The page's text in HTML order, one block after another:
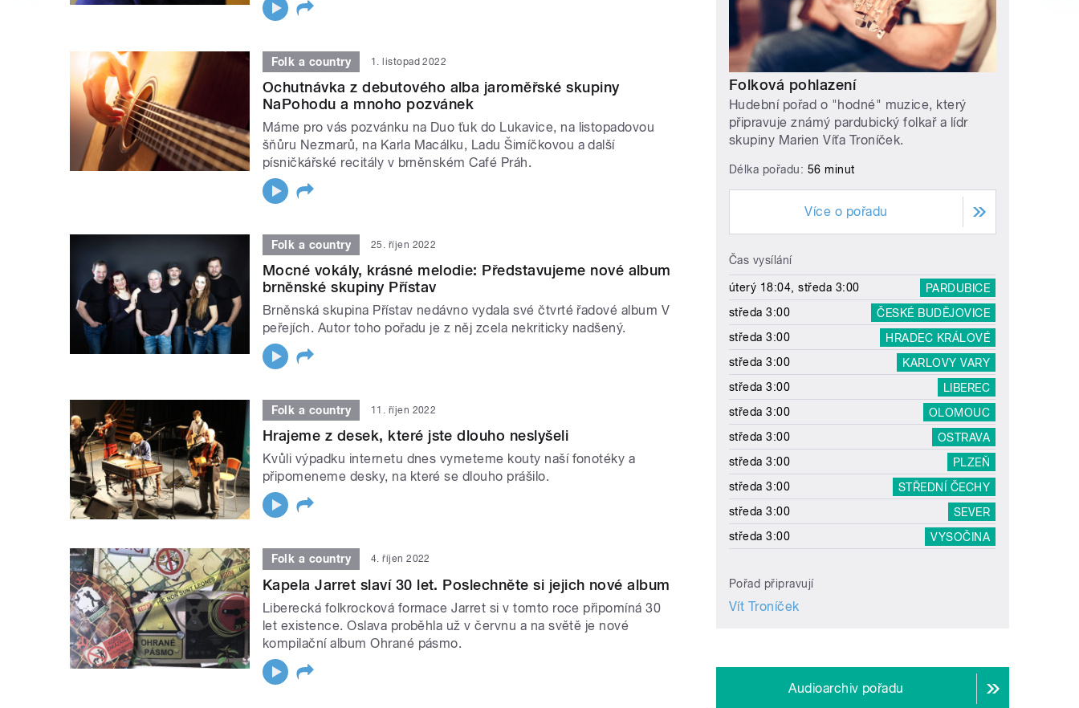
Folk a country 1. listopad 2022
Ochutnávka z debutového alba jaroměřské skupiny
NaPohodu a mnoho pozvánek
Máme pro vás pozvánku na Duo ťuk do Lukavice, na listopadovou
šňůru Nezmarů, na Karla Macálku, Ladu Šimíčkovou a další
písničkářské recitály v brněnském Café Práh.
Folk a country 25. říjen 2022
Mocné vokály, krásné melodie: Představujeme nové album
brněnské skupiny Přístav
Brněnská skupina Přístav nedávno vydala své čtvrté řadové album V
peřejích. Autor toho pořadu je z něj zcela nekriticky nadšený.
Folk a country 11. říjen 2022
Hrajeme z desek, které jste dlouho neslyšeli
Kvůli výpadku internetu dnes vymeteme kouty naší fonotéky a
připomeneme desky, na které se dlouho prášilo.
Folk a country 4. říjen 2022
Kapela Jarret slaví 30 let. Poslechněte si jejich nové album
Liberecká folkrocková formace Jarret si v tomto roce připomíná 30
let existence. Oslava proběhla už v červnu a na světě je nové
kompilační album Ohrané pásmo.
Folková pohlazení
Hudební pořad o "hodné" muzice, který
připravuje známý pardubický folkař a lídr
skupiny Marien Víťa Troníček.
Délka pořadu: 56 minut
Více o pořadu
Čas vysílání
úterý 18:04, středa 3:00
PARDUBICE
středa 3:00
ČESKÉ BUDĚJOVICE
středa 3:00
HRADEC KRÁLOVÉ
středa 3:00
KARLOVY VARY
středa 3:00
LIBEREC
středa 3:00
OLOMOUC
středa 3:00
OSTRAVA
středa 3:00
PLZEŇ
středa 3:00
STŘEDNÍ ČECHY
středa 3:00
SEVER
středa 3:00
VYSOČINA
Pořad připravují
Vít Troníček
Audioarchiv pořadu